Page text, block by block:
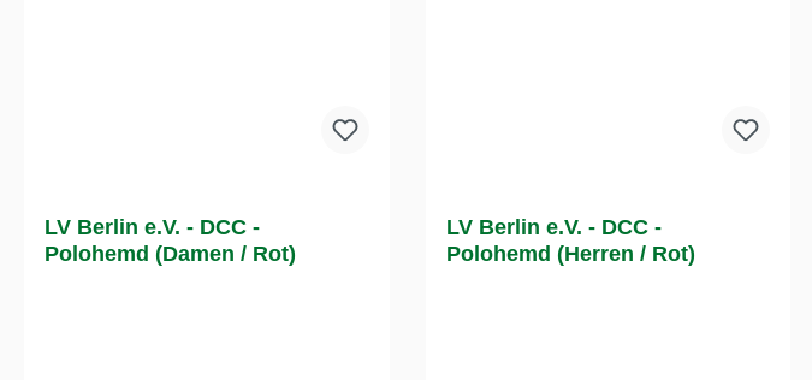
LV Berlin e.V. - DCC -
Polohemd (Damen / Rot)
LV Berlin e.V. - DCC -
Polohemd (Herren / Rot)